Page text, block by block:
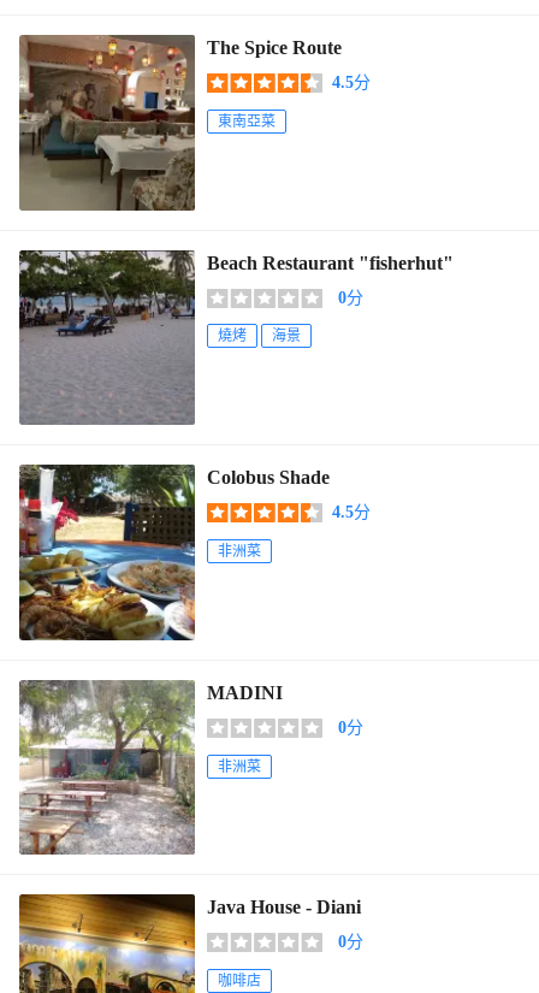
The Spice Route
4.5分
東南亞菜
Beach Restaurant "fisherhut"
0分
燒烤 海景
Colobus Shade
4.5分
非洲菜
MADINI
0分
非洲菜
Java House - Diani
0分
咖啡店